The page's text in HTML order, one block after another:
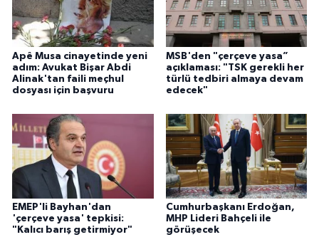
Apê Musa cinayetinde yeni
adım: Avukat Bişar Abdi
Alinak'tan faili meçhul
dosyası için başvuru
MSB'den "çerçeve yasa”
açıklaması: "TSK gerekli her
türlü tedbiri almaya devam
edecek"
EMEP'li Bayhan'dan
'çerçeve yasa' tepkisi:
"Kalıcı barış getirmiyor"
Cumhurbaşkanı Erdoğan,
MHP Lideri Bahçeli ile
görüşecek